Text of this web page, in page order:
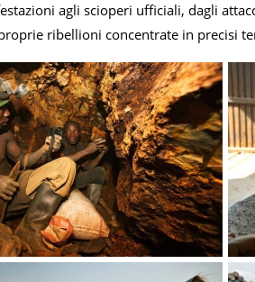
agli scioperi ufficiali, dagli
ribellioni concentrate in precisi